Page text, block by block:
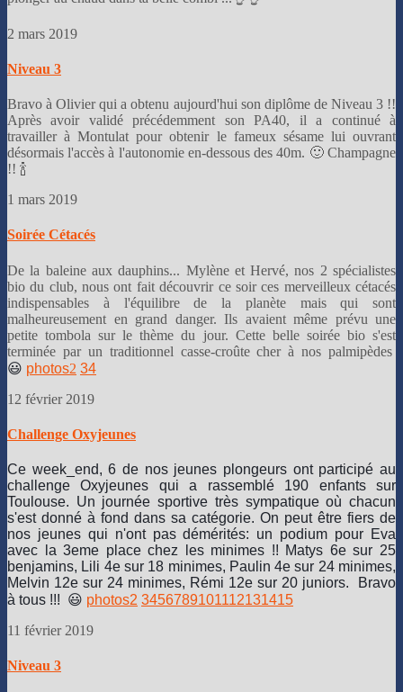
2 mars 2019
Niveau 3
Bravo à Olivier qui a obtenu aujourd'hui son diplôme de Niveau 3 !!
Après avoir validé précédemment son PA40, il a continué à
travailler à Montulat pour obtenir le fameux sésame lui ouvrant
désormais l'accès à l'autonomie en-dessous des 40m. 🙂 Champagne
!! 🍾
1 mars 2019
Soirée Cétacés
De la baleine aux dauphins... Mylène et Hervé, nos 2 spécialistes
bio du club, nous ont fait découvrir ce soir ces merveilleux cétacés
indispensables à l'équilibre de la planète mais qui sont
malheureusement en grand danger. Ils avaient même prévu une
petite tombola sur le thème du jour. Cette belle soirée bio s'est
terminée par un traditionnel casse-croûte cher à nos palmipèdes
😃 photos2 34
12 février 2019
Challenge Oxyjeunes
Ce week_end, 6 de nos jeunes plongeurs ont participé au
challenge Oxyjeunes qui a rassemblé 190 enfants sur
Toulouse. Un journée sportive très sympatique où chacun
s'est donné à fond dans sa catégorie. On peut être fiers de
nos jeunes qui n'ont pas démérités: un podium pour Eva
avec la 3eme place chez les minimes !! Matys 6e sur 25
benjamins, Lili 4e sur 18 minimes, Paulin 4e sur 24 minimes,
Melvin 12e sur 24 minimes, Rémi 12e sur 20 juniors. Bravo
à tous !!! 😃 photos2 3456789101112131415
11 février 2019
Niveau 3